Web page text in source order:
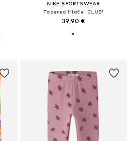
NIKE SPORTSWEAR
Tapered Hlače 'CLUB'
39,90 €